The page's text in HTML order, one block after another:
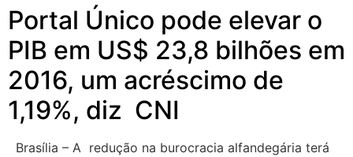
Portal Único pode elevar o
PIB em US$ 23,8 bilhões em
2016, um acréscimo de
1,19%, diz CNI
Brasília – A redução na burocracia alfandegária terá